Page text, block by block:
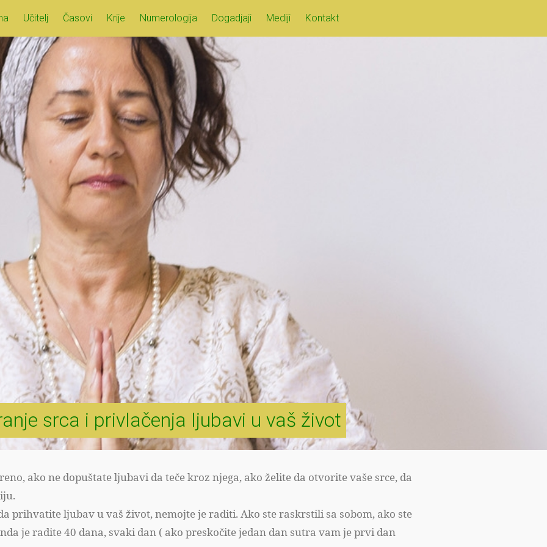
Učitelj Časovi Krije Numerologija Dogadjaji Mediji Kontakt
srca i privlačenja ljubavi u vaš život
ako ne dopuštate ljubavi da teče kroz njega, ako želite da otvorite vaše srce, da
prihvatite ljubav u vaš život, nemojte je raditi. Ako ste raskrstili sa sobom, ako ste
je radite 40 dana, svaki dan ( ako preskočite jedan dan sutra vam je prvi dan